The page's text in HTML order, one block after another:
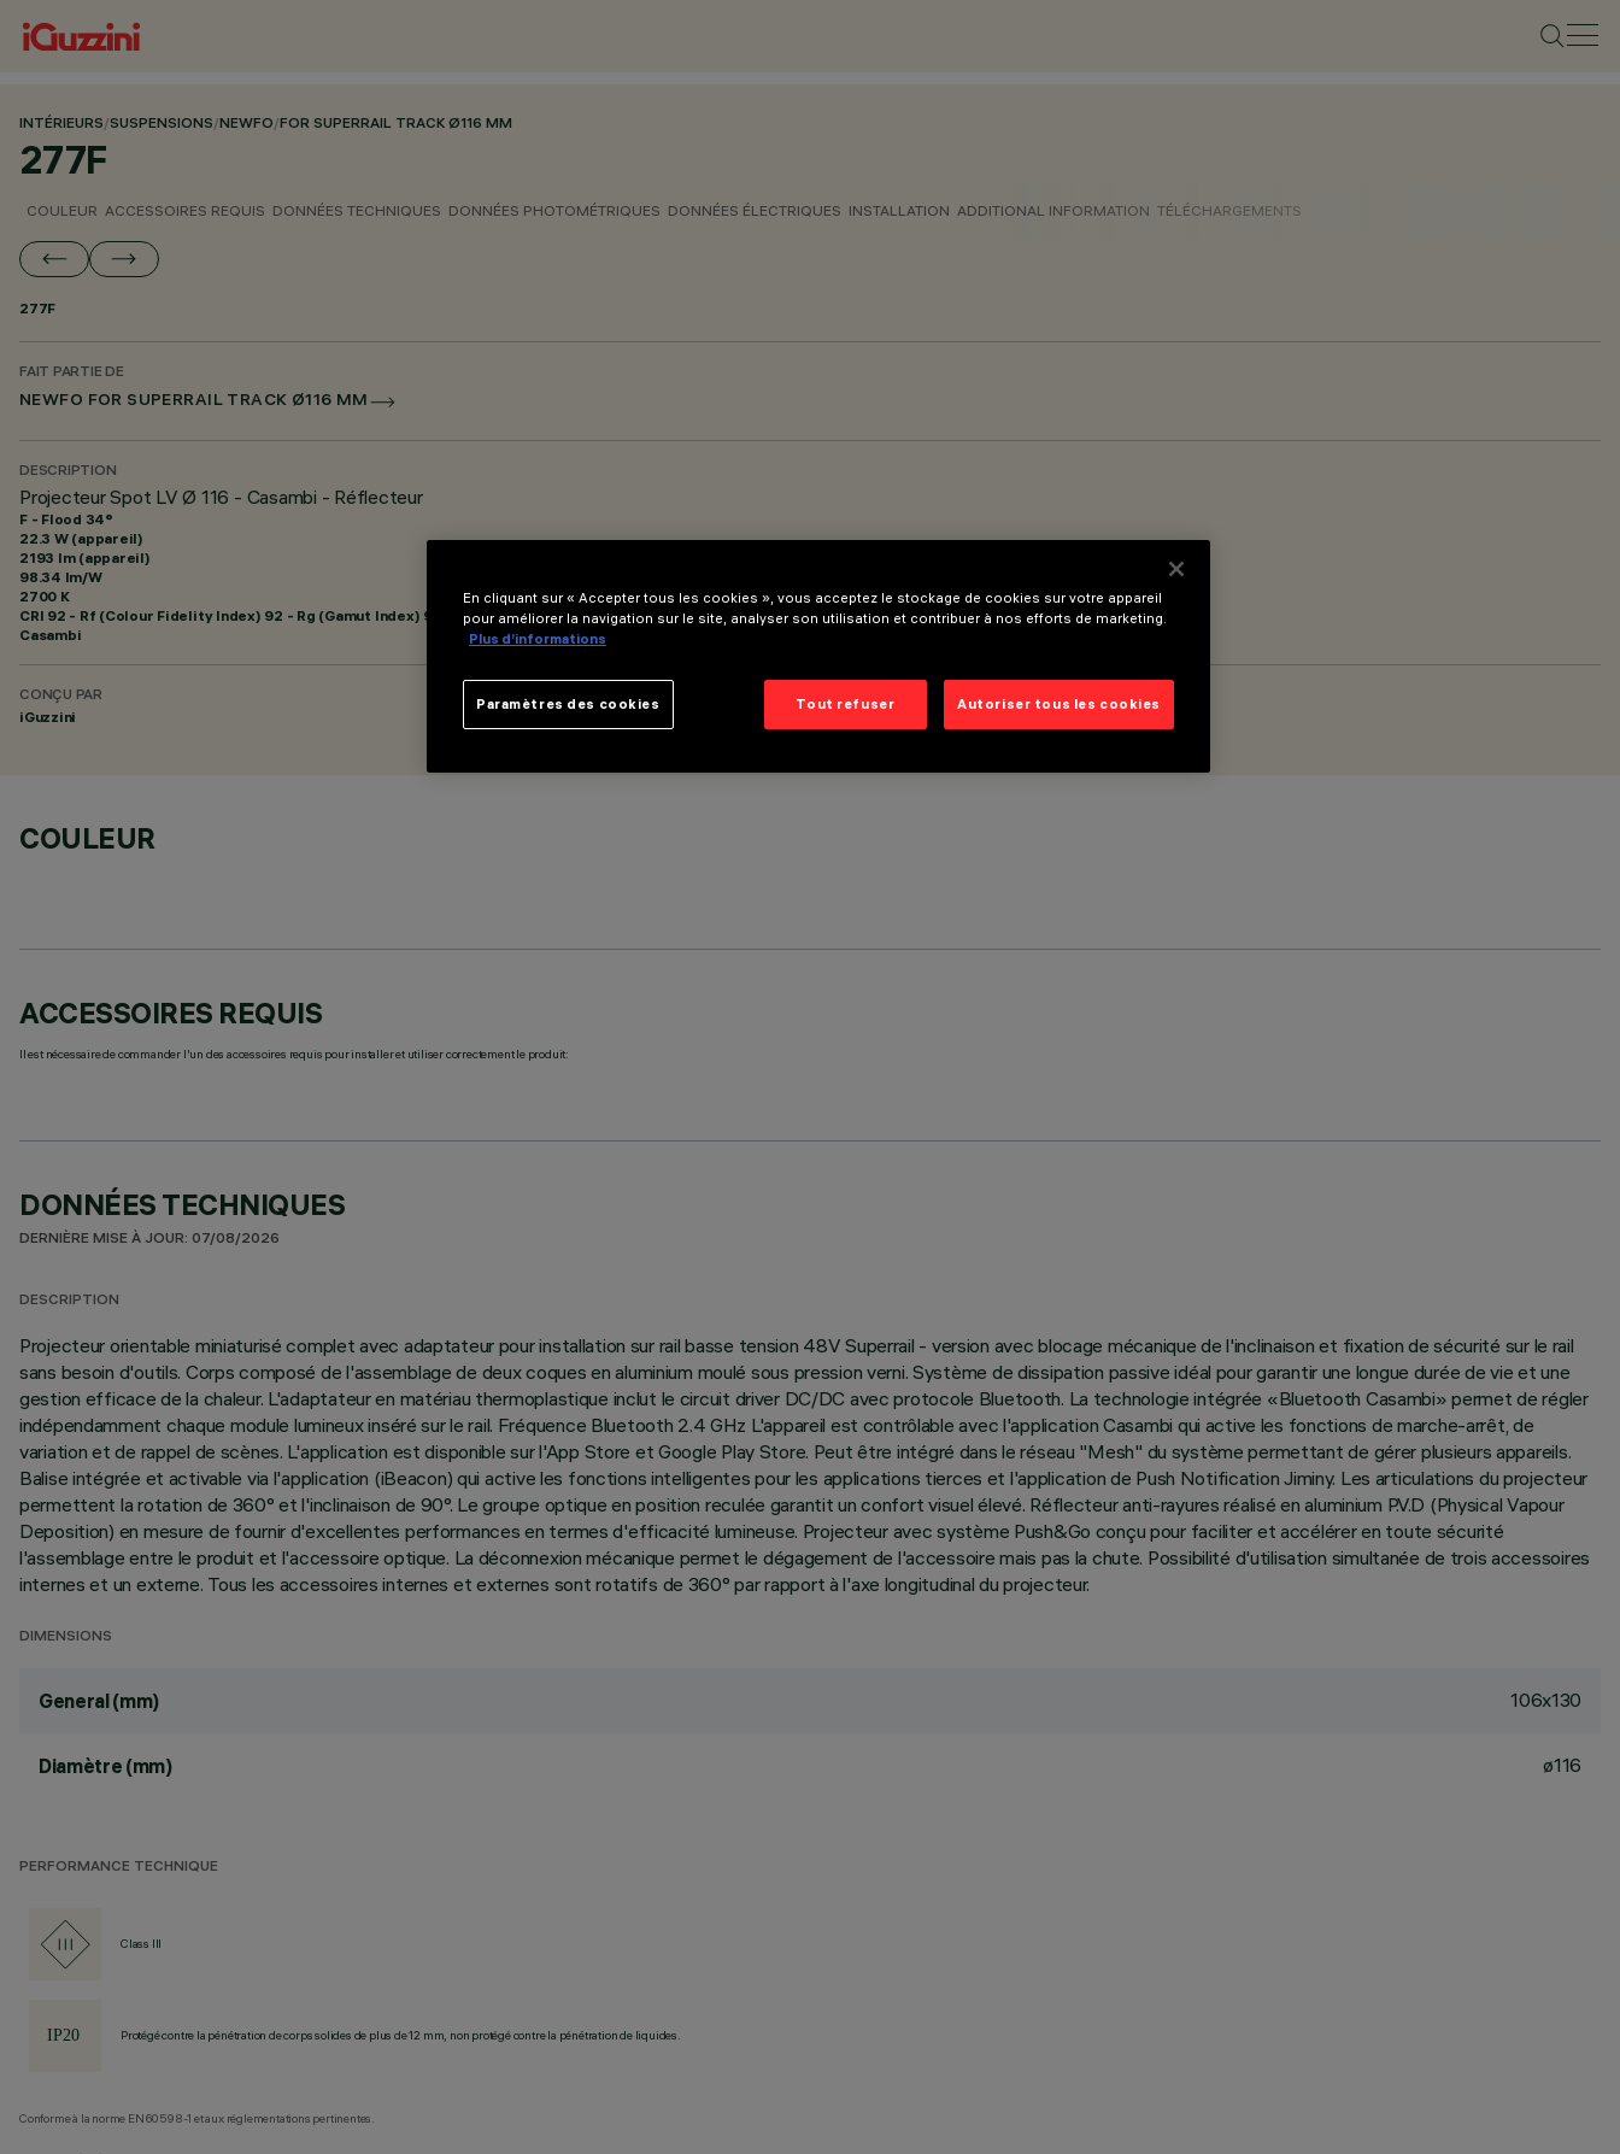
INTÉRIEURS/SUSPENSIONS/NEWFO/FOR SUPERRAIL TRACK Ø116 MM
277F
COULEUR ACCESSOIRES REQUIS DONNÉES TECHNIQUES DONNÉES PHOTOMÉTRIQUES DONNÉES ÉLECTRIQUES INSTALLATION ADDITIONAL INFORMATION TÉLÉCHARGEMENTS
277F
FAIT PARTIE DE
NEWFO FOR SUPERRAIL TRACK Ø116 MM
DESCRIPTION
Projecteur Spot LV Ø 116 - Casambi - Réflecteur
F - Flood 34°
22.3 W (appareil)
2193 lm (appareil)
98.34 lm/W
2700 K
CRI 92 - Rf (Colour Fidelity Index) 92 - Rg (Gamut Index) 99
Casambi
CONÇU PAR
iGuzzini
COULEUR
ACCESSOIRES REQUIS
Il est nécessaire de commander l'un des accessoires requis pour installer et utiliser correctement le produit:
DONNÉES TECHNIQUES
DERNIÈRE MISE À JOUR: 07/08/2026
DESCRIPTION
Projecteur orientable miniaturisé complet avec adaptateur pour installation sur rail basse tension 48V Superrail - version avec blocage mécanique de l'inclinaison et fixation de sécurité sur le rail
sans besoin d'outils. Corps composé de l'assemblage de deux coques en aluminium moulé sous pression verni. Système de dissipation passive idéal pour garantir une longue durée de vie et une
gestion efficace de la chaleur. L'adaptateur en matériau thermoplastique inclut le circuit driver DC/DC avec protocole Bluetooth. La technologie intégrée «Bluetooth Casambi» permet de régler
indépendamment chaque module lumineux inséré sur le rail. Fréquence Bluetooth 2.4 GHz L'appareil est contrôlable avec l'application Casambi qui active les fonctions de marche-arrêt, de
variation et de rappel de scènes. L'application est disponible sur l'App Store et Google Play Store. Peut être intégré dans le réseau "Mesh" du système permettant de gérer plusieurs appareils.
Balise intégrée et activable via l'application (iBeacon) qui active les fonctions intelligentes pour les applications tierces et l'application de Push Notification Jiminy. Les articulations du projecteur
permettent la rotation de 360° et l'inclinaison de 90°. Le groupe optique en position reculée garantit un confort visuel élevé. Réflecteur anti-rayures réalisé en aluminium P.V.D (Physical Vapour
Deposition) en mesure de fournir d'excellentes performances en termes d'efficacité lumineuse. Projecteur avec système Push&Go conçu pour faciliter et accélérer en toute sécurité
l'assemblage entre le produit et l'accessoire optique. La déconnexion mécanique permet le dégagement de l'accessoire mais pas la chute. Possibilité d'utilisation simultanée de trois accessoires
internes et un externe. Tous les accessoires internes et externes sont rotatifs de 360° par rapport à l'axe longitudinal du projecteur.
DIMENSIONS
General (mm) 106x130
Diamètre (mm) ø116
PERFORMANCE TECHNIQUE
Class III
Protégé contre la pénétration de corps solides de plus de 12 mm, non protégé contre la pénétration de liquides.
Conforme à la norme EN60598-1 et aux réglementations pertinentes.
En cliquant sur « Accepter tous les cookies », vous acceptez le stockage de cookies sur votre appareil
pour améliorer la navigation sur le site, analyser son utilisation et contribuer à nos efforts de marketing.
Plus d’informations
Tout refuser Autoriser tous les cookies
Paramètres des cookies